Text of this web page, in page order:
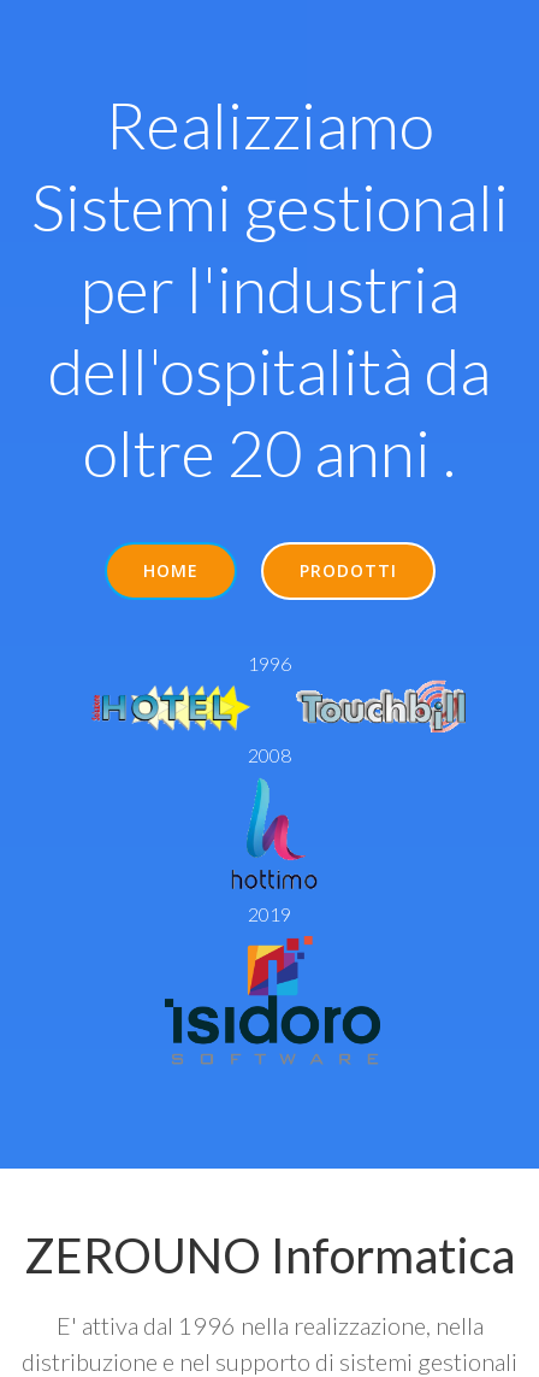
Realizziamo
Sistemi gestionali
per l'industria
dell'ospitalità da
oltre 20 anni .
HOME PRODOTTI
1996
2008
2019
ZEROUNO Informatica
E' attiva dal 1996 nella realizzazione, nella
distribuzione e nel supporto di sistemi gestionali